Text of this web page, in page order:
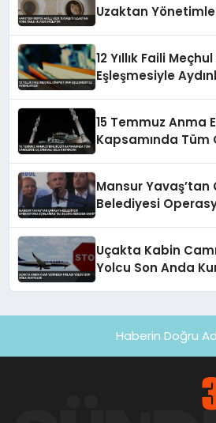
Uzaktan Yönetimle
12 Yıllık Faili
Eşleşmesiyle
15 Temmuz Anma
Kapsamında Tüm
Mansur Yavaş’tan
Belediyesi
Uçakta Kabin
Yolcu Son Anda
Haberin Doğru